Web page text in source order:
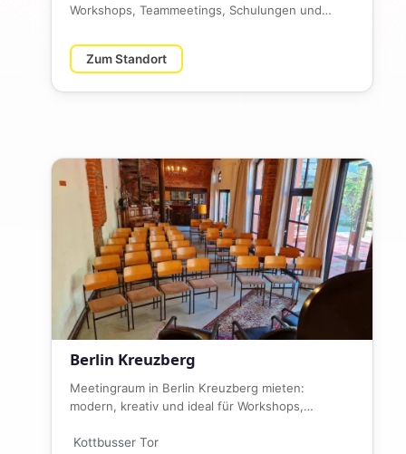
Workshops, Teammeetings, Schulungen und
Zum Standort
Berlin Kreuzberg
Meetingraum in Berlin Kreuzberg mieten:
modern, kreativ und ideal für Workshops,
Kottbusser Tor